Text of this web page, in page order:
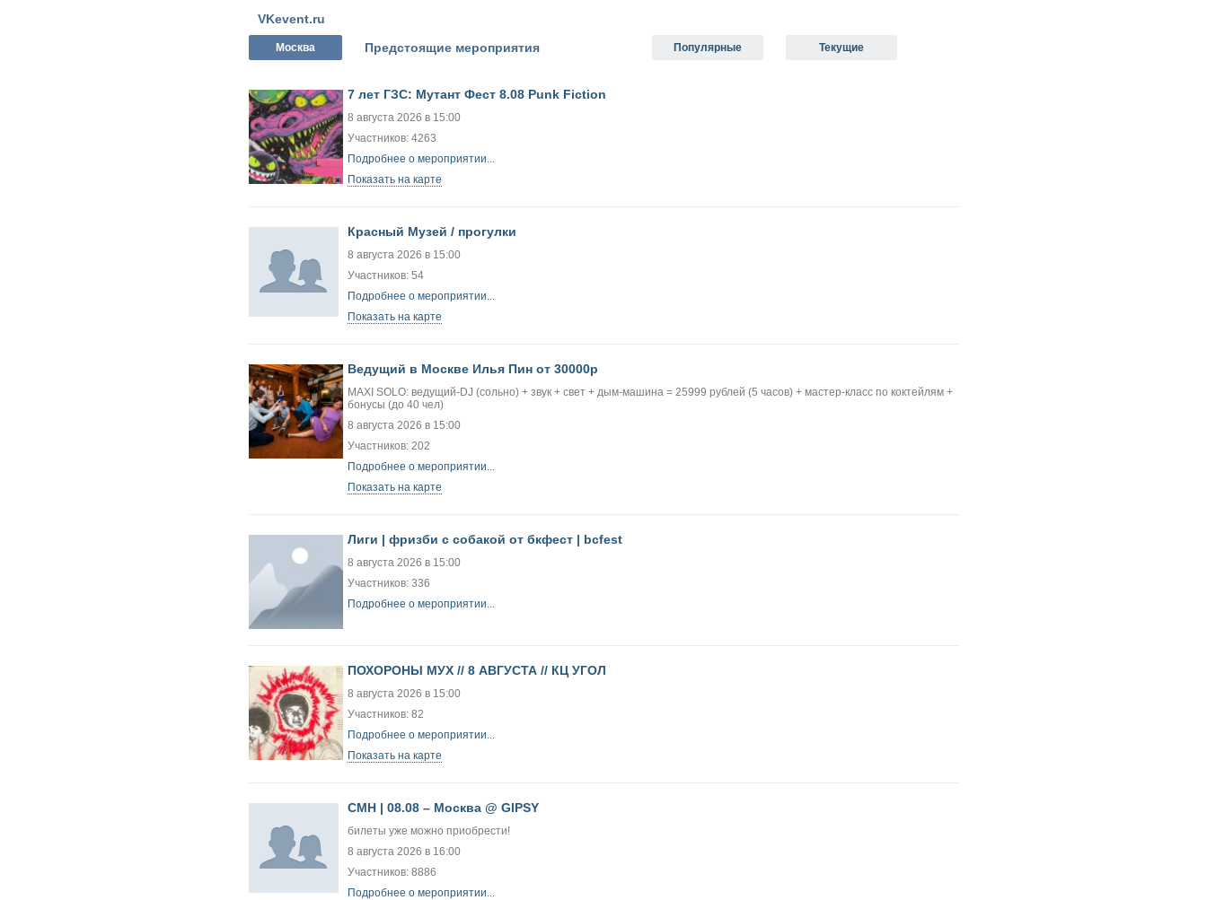
VKevent.ru
Москва Предстоящие мероприятия Популярные Текущие
7 лет ГЗС: Мутант Фест 8.08 Punk Fiction
8 августа 2026 в 15:00
Участников: 4263
Подробнее о мероприятии...
Показать на карте
Красный Музей / прогулки
8 августа 2026 в 15:00
Участников: 54
Подробнее о мероприятии...
Показать на карте
Ведущий в Москве Илья Пин от 30000р
MAXI SOLO: ведущий-DJ (сольно) + звук + свет + дым-машина = 25999 рублей (5 часов) + мастер-класс по коктейлям +
бонусы (до 40 чел)
8 августа 2026 в 15:00
Участников: 202
Подробнее о мероприятии...
Показать на карте
Лиги | фризби с собакой от бкфест | bcfest
8 августа 2026 в 15:00
Участников: 336
Подробнее о мероприятии...
ПОХОРОНЫ МУХ // 8 АВГУСТА // КЦ УГОЛ
8 августа 2026 в 15:00
Участников: 82
Подробнее о мероприятии...
Показать на карте
CMH | 08.08 – Москва @ GIPSY
билеты уже можно приобрести!
8 августа 2026 в 16:00
Участников: 8886
Подробнее о мероприятии...